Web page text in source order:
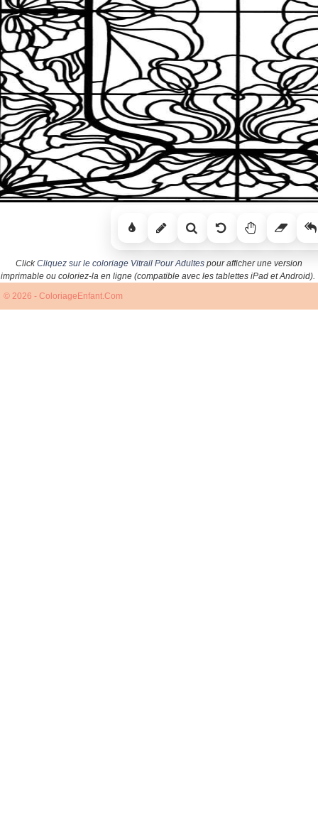
ClickCliquez sur le coloriage Vitrail Pour Adultes pour afficher une version
imprimable ou coloriez-la en ligne (compatible avec les tablettes iPad et Android).
© 2026 - ColoriageEnfant.Com